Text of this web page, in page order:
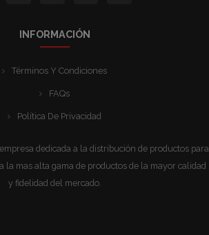
INFORMACIÓN
Términos Y Condiciones
FAQs
Política De Privacidad
dedicada a la distribución de productos para
la mas alta gama de productos de la mayor calidad
y fidelidad del mercado.